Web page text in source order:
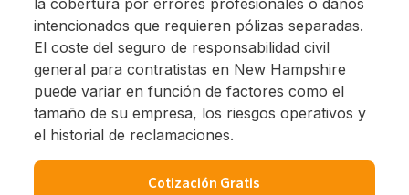
intencionados que requieren pólizas separadas.
El coste del seguro de responsabilidad civil
general para contratistas en New Hampshire
puede variar en función de factores como el
tamaño de su empresa, los riesgos operativos y
el historial de reclamaciones.
Cotización Gratis